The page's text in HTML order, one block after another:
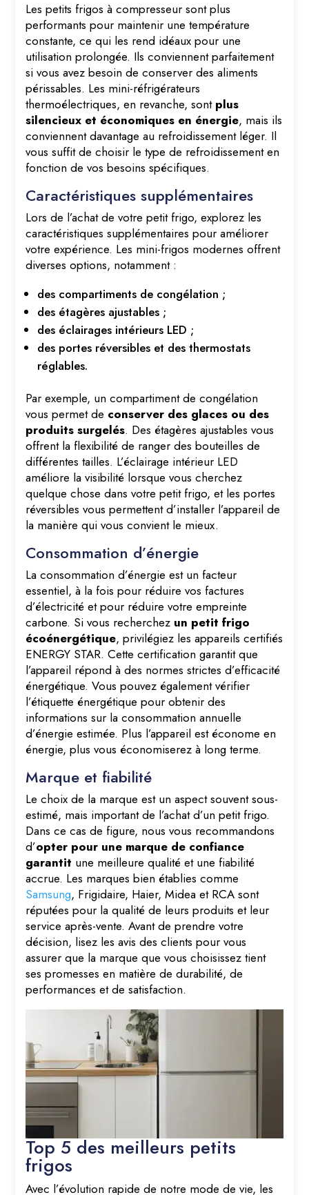
Les petits frigos à compresseur sont plus
performants pour maintenir une température
constante, ce qui les rend idéaux pour une
utilisation prolongée. Ils conviennent parfaitement
si vous avez besoin de conserver des aliments
périssables. Les mini-réfrigérateurs
thermoélectriques, en revanche, sont plus
silencieux et économiques en énergie, mais ils
conviennent davantage au refroidissement léger. Il
vous suffit de choisir le type de refroidissement en
fonction de vos besoins spécifiques.
Caractéristiques supplémentaires
Lors de l’achat de votre petit frigo, explorez les
caractéristiques supplémentaires pour améliorer
votre expérience. Les mini-frigos modernes offrent
diverses options, notamment :
des compartiments de congélation ;
des étagères ajustables ;
des éclairages intérieurs LED ;
des portes réversibles et des thermostats
réglables.
Par exemple, un compartiment de congélation
vous permet de conserver des glaces ou des
produits surgelés. Des étagères ajustables vous
offrent la flexibilité de ranger des bouteilles de
différentes tailles. L’éclairage intérieur LED
améliore la visibilité lorsque vous cherchez
quelque chose dans votre petit frigo, et les portes
réversibles vous permettent d’installer l’appareil de
la manière qui vous convient le mieux.
Consommation d’énergie
La consommation d’énergie est un facteur
essentiel, à la fois pour réduire vos factures
d’électricité et pour réduire votre empreinte
carbone. Si vous recherchez un petit frigo
écoénergétique, privilégiez les appareils certifiés
ENERGY STAR. Cette certification garantit que
l’appareil répond à des normes strictes d’efficacité
énergétique. Vous pouvez également vérifier
l’étiquette énergétique pour obtenir des
informations sur la consommation annuelle
d’énergie estimée. Plus l’appareil est économe en
énergie, plus vous économiserez à long terme.
Marque et fiabilité
Le choix de la marque est un aspect souvent sous-
estimé, mais important de l’achat d’un petit frigo.
Dans ce cas de figure, nous vous recommandons
d’opter pour une marque de confiance
garantit une meilleure qualité et une fiabilité
accrue. Les marques bien établies comme
Samsung, Frigidaire, Haier, Midea et RCA sont
réputées pour la qualité de leurs produits et leur
service après-vente. Avant de prendre votre
décision, lisez les avis des clients pour vous
assurer que la marque que vous choisissez tient
ses promesses en matière de durabilité, de
performances et de satisfaction.
Top 5 des meilleurs petits
frigos
Avec l’évolution rapide de notre mode de vie, les